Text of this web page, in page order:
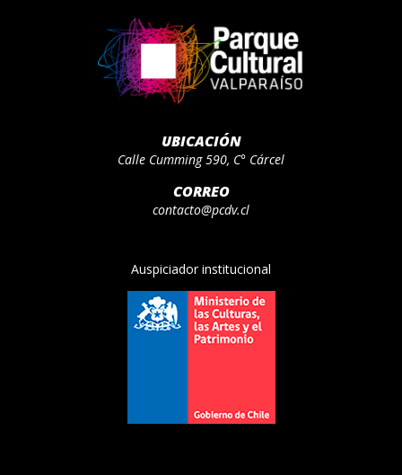
UBICACIÓN
Calle Cumming 590, C° Cárcel
CORREO
contacto@pcdv.cl
Auspiciador institucional